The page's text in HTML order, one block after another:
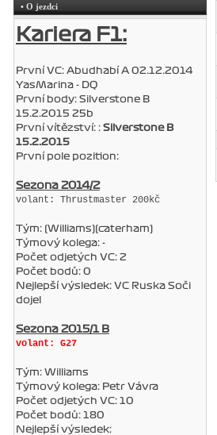
• O jezdci
Kariera F1:
První VC: Abudhabí A 02.12.2014
YasMarina - DQ
První body: Silverstone B
15.2.2015 25b
První vítězství: : Silverstone B
15.2.2015
První pole pozition:
Sezona 2014/2
volant: Thrustmaster 200kč
Tým: (Williams)(caterham)
Týmový kolega: -
Počet odjetých VC: 2
Počet bodů: 0
Nejlepší výsledek: VC Ruska Soči
dojel
Sezona 2015/1 B
volant: G27
Tým: Williams
Týmový kolega: Petr Vávra
Počet odjetých VC: 10
Počet bodů: 180
Nejlepší výsledek: